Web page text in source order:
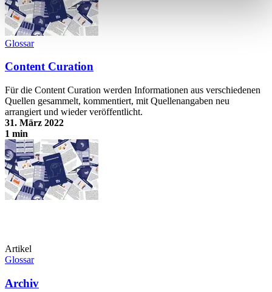
Glossar
Content Curation
Für die Content Curation werden Informationen aus verschiedenen
Quellen gesammelt, kommentiert, mit Quellenangaben neu
arrangiert und wieder veröffentlicht.
31. März 2022
1 min
Content Curation
Artikel
Glossar
Archiv